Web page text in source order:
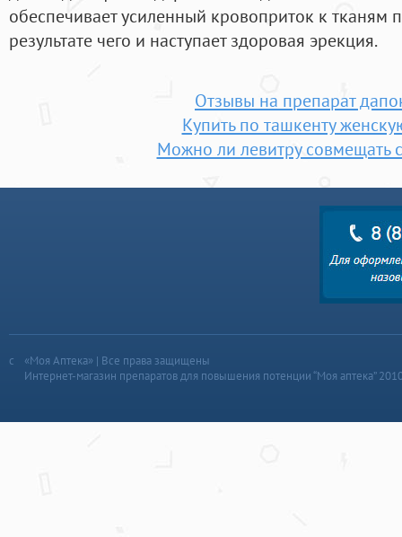
обеспечивает усиленный кровоприток к тканям
результате чего и наступает здоровая эрекция.
Отзывы на препарат
Купить по ташкенту
Можно ли левитру совмещать
«Моя Аптека» | Все права защищены
Интернет-магазин препаратов для повышения потенции “Моя аптека”